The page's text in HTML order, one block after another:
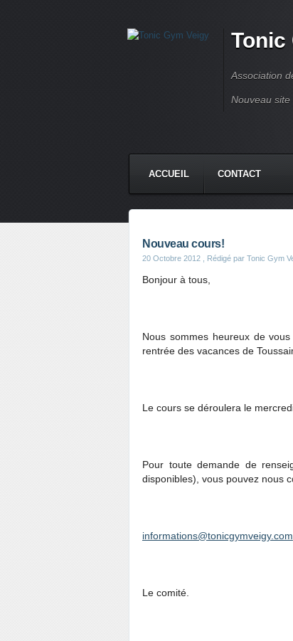
Tonic
Association
Nouveau
ACCUEIL CONTACT
Nouveau cours!
20 Octobre 2012 , Rédigé par Tonic Gym
Bonjour à tous,
Nous sommes heureux de
rentrée des vacances de
Le cours se déroulera le
Pour toute demande de
disponibles), vous pouvez nous
informations@tonicgymveigy.com
Le comité.